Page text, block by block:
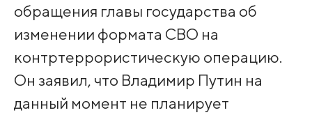
обращения главы государства об
изменении формата СВО на
контртеррористическую операцию.
Он заявил, что Владимир Путин на
данный момент не планирует